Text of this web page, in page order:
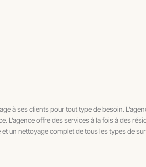
à ses clients pour tout type de besoin.
L’agence offre des services à la fois à des
un nettoyage complet de tous les types de